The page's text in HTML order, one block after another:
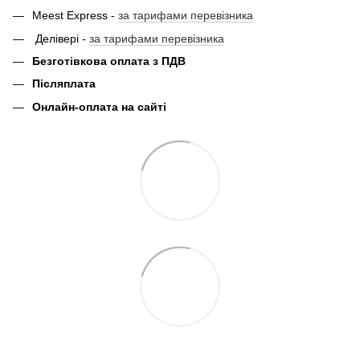
Meest Express - за тарифами перевізника
Делівері - за тарифами перевізника
Безготівкова оплата з ПДВ
Післяплата
Онлайн-оплата на сайті